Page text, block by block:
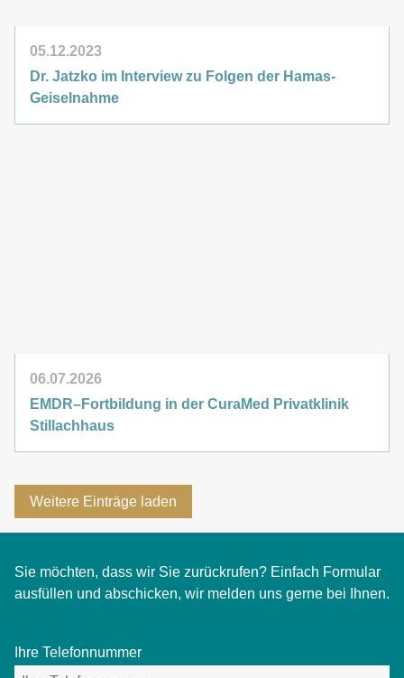
05.12.2023
Dr. Jatzko im Interview zu Folgen der Hamas-
Geiselnahme
06.07.2026
EMDR–Fortbildung in der CuraMed Privatklinik
Stillachhaus
Weitere Einträge laden
Sie möchten, dass wir Sie zurückrufen? Einfach Formular
ausfüllen und abschicken, wir melden uns gerne bei Ihnen.
Ihre Telefonnummer